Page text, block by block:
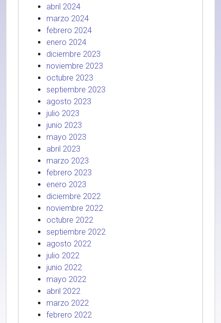
abril 2024
marzo 2024
febrero 2024
enero 2024
diciembre 2023
noviembre 2023
octubre 2023
septiembre 2023
agosto 2023
julio 2023
junio 2023
mayo 2023
abril 2023
marzo 2023
febrero 2023
enero 2023
diciembre 2022
noviembre 2022
octubre 2022
septiembre 2022
agosto 2022
julio 2022
junio 2022
mayo 2022
abril 2022
marzo 2022
febrero 2022